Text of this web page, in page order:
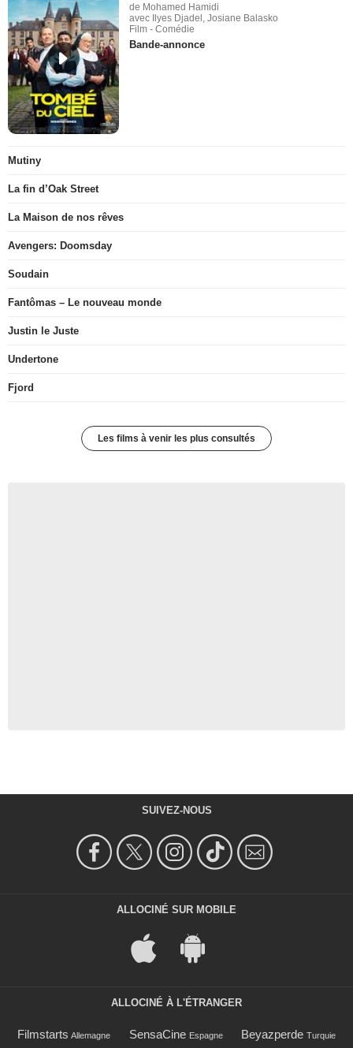
de Mohamed Hamidi
avec Ilyes Djadel, Josiane Balasko
Film - Comédie
Bande-annonce
Mutiny
La fin d’Oak Street
La Maison de nos rêves
Avengers: Doomsday
Soudain
Fantômas – Le nouveau monde
Justin le Juste
Undertone
Fjord
Les films à venir les plus consultés
SUIVEZ-NOUS
ALLOCINÉ SUR MOBILE
ALLOCINÉ À L'ÉTRANGER
Filmstarts Allemagne SensaCine Espagne Beyazperde Turquie